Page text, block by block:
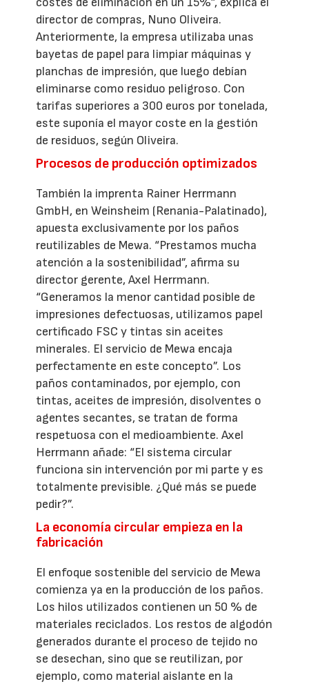
director de compras, Nuno Oliveira.
Anteriormente, la empresa utilizaba unas
bayetas de papel para limpiar máquinas y
planchas de impresión, que luego debían
eliminarse como residuo peligroso. Con
tarifas superiores a 300 euros por tonelada,
este suponía el mayor coste en la gestión
de residuos, según Oliveira.
Procesos de producción optimizados
También la imprenta Rainer Herrmann
GmbH, en Weinsheim (Renania-Palatinado),
apuesta exclusivamente por los paños
reutilizables de Mewa. “Prestamos mucha
atención a la sostenibilidad”, afirma su
director gerente, Axel Herrmann.
“Generamos la menor cantidad posible de
impresiones defectuosas, utilizamos papel
certificado FSC y tintas sin aceites
minerales. El servicio de Mewa encaja
perfectamente en este concepto”. Los
paños contaminados, por ejemplo, con
tintas, aceites de impresión, disolventes o
agentes secantes, se tratan de forma
respetuosa con el medioambiente. Axel
Herrmann añade: “El sistema circular
funciona sin intervención por mi parte y es
totalmente previsible. ¿Qué más se puede
pedir?”.
La economía circular empieza en la
fabricación
El enfoque sostenible del servicio de Mewa
comienza ya en la producción de los paños.
Los hilos utilizados contienen un 50 % de
materiales reciclados. Los restos de algodón
generados durante el proceso de tejido no
se desechan, sino que se reutilizan, por
ejemplo, como material aislante en la